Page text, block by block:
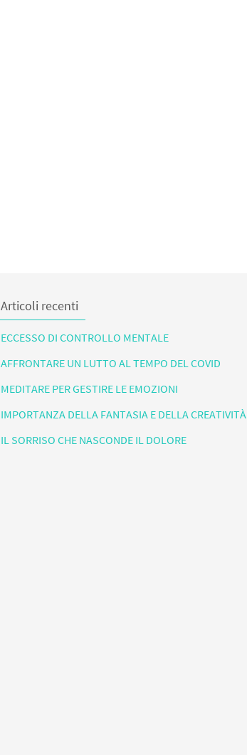
Articoli recenti
ECCESSO DI CONTROLLO MENTALE
AFFRONTARE UN LUTTO AL TEMPO DEL COVID
MEDITARE PER GESTIRE LE EMOZIONI
IMPORTANZA DELLA FANTASIA E DELLA CREATIVITÀ
IL SORRISO CHE NASCONDE IL DOLORE